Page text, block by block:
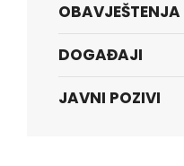
OBAVJEŠTENJA
DOGAĐAJI
JAVNI POZIVI